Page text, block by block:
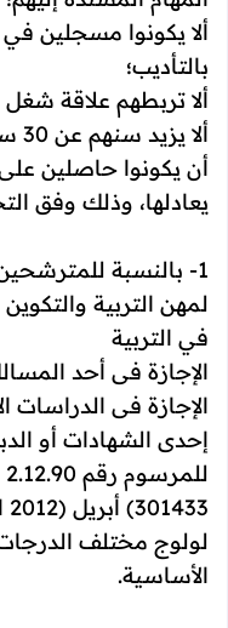
ألا يكونوا مسجلين
بالتأديب؛
ألا تربطهم علاقة
ألا يزيد سنهم عن 30 سنة عند تاريخ إجراء المباراة؛
أن يكونوا حاصلين
يعادلها، وذلك وفق
1- بالنسبة
لمهن التربية
في التربية
الإجازة فى أحد
الإجازة فى الدراسات
إحدى الشهادات أو
لولوج مختلف
الأساسية.